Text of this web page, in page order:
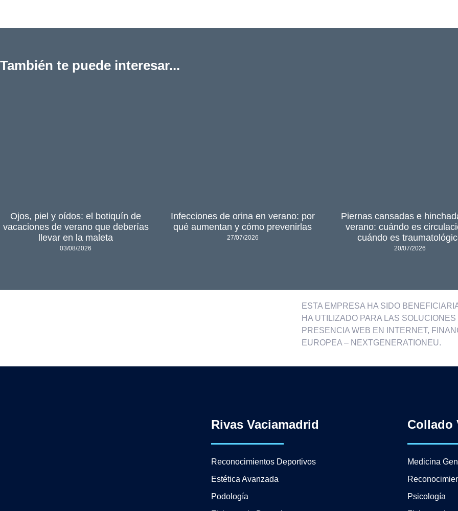
También te puede interesar...
Ojos, piel y oídos: el botiquín de
vacaciones de verano que deberías
llevar en la maleta
03/08/2026
Infecciones de orina en verano: por
qué aumentan y cómo prevenirlas
27/07/2026
Piernas cansadas e
verano: cuándo es
cuándo es
20/07/2026
ESTA EMPRESA HA SIDO
HA UTILIZADO PARA LAS
PRESENCIA WEB EN INTERNET,
EUROPEA – NEXTGENERATIONEU.
Rivas Vaciamadrid
Reconocimientos Deportivos
Estética Avanzada
Podología
Collado
Medicina
Psicología